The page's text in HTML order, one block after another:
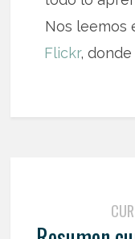
Nos leemos
Flickr,